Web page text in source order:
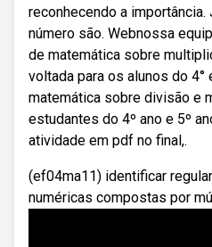
reconhecendo a
número são. Webnossa
de matemática sobre
voltada para os alunos do 4°
matemática sobre divisão e
estudantes do 4º ano e 5º
atividade em pdf no final,.
(ef04ma11) identificar
numéricas compostas por